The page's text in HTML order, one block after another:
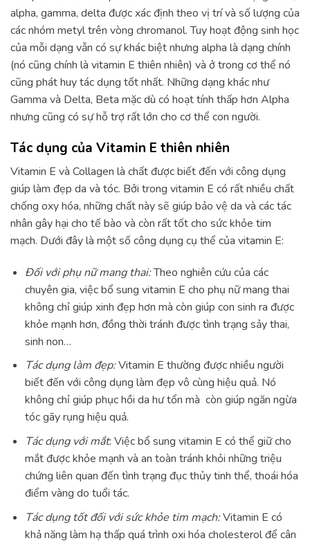
alpha, gamma, delta được xác định theo vị trí và số lượng của
các nhóm metyl trên vòng chromanol. Tuy hoạt động sinh học
của mỗi dạng vẫn có sự khác biệt nhưng alpha là dạng chính
(nó cũng chính là vitamin E thiên nhiên) và ở trong cơ thể nó
cũng phát huy tác dụng tốt nhất. Những dạng khác như
Gamma và Delta, Beta mặc dù có hoạt tính thấp hơn Alpha
nhưng cũng có sự hỗ trợ rất lớn cho cơ thể con người.
Tác dụng của Vitamin E thiên nhiên
Vitamin E và Collagen là chất được biết đến với công dụng
giúp làm đẹp da và tóc. Bởi trong vitamin E có rất nhiều chất
chống oxy hóa, những chất này sẽ giúp bảo vệ da và các tác
nhân gây hại cho tế bào và còn rất tốt cho sức khỏe tim
mạch. Dưới đây là một số công dụng cụ thể của vitamin E:
Đối với phụ nữ mang thai:Theo nghiên cứu của các
chuyên gia, việc bổ sung vitamin E cho phụ nữ mang thai
không chỉ giúp xinh đẹp hơn mà còn giúp con sinh ra được
khỏe mạnh hơn, đồng thời tránh được tình trạng sảy thai,
sinh non…
Tác dụng làm đẹp:Vitamin E thường được nhiều người
biết đến với công dụng làm đẹp vô cùng hiệu quả. Nó
không chỉ giúp phục hồi da hư tổn mà còn giúp ngăn ngừa
tóc gãy rụng hiệu quả.
Tác dụng với mắt: Việc bổ sung vitamin E có thể giữ cho
mắt được khỏe mạnh và an toàn tránh khỏi những triệu
chứng liên quan đến tình trạng đục thủy tinh thể, thoái hóa
điểm vàng do tuổi tác.
Tác dụng tốt đối với sức khỏe tim mạch:Vitamin E có
khả năng làm hạ thấp quá trình oxi hóa cholesterol để cân